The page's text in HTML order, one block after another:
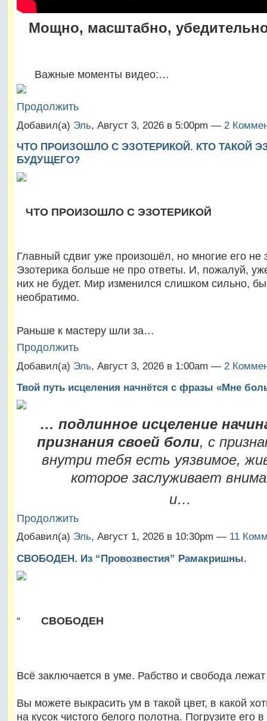
Мощно, масштабно,
Важные моменты видео:…
Продолжить
Добавил(а) Эль, Август 3, 2026 в 5:00pm — 2
ЧТО ПРОИЗОШЛО С ЭЗОТЕРИКОЙ. КТО ТАКОЙ
БУДУЩЕГО?
ЧТО ПРОИЗОШЛО С ЭЗОТЕРИКОЙ
Главный сдвиг уже произошёл, но многие его не
Эзотерика больше не про ответы. И, пожалуй,
них не будет. Мир изменился слишком сильно,
необратимо.
Раньше к мастеру шли за…
Продолжить
Добавил(а) Эль, Август 3, 2026 в 1:00am — 2
Твой путь исцеления начнётся с фразы «Мне
… подлинное исцеление
признания своей боли, с
внутри тебя есть уязвимое,
которое заслуживает
и…
Продолжить
Добавил(а) Эль, Август 1, 2026 в 10:30pm — 11
СВОБОДЕН. Из “Провозвестия” Рамакришны.
“ СВОБОДЕН
Всё заключается в уме. Рабство и свобода
Вы можете выкрасить ум в такой цвет, в какой
на кусок чистого белого полотна. Погрузите его